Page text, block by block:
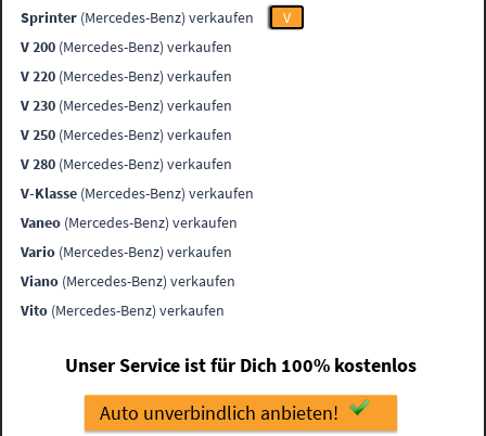
Sprinter (Mercedes-Benz) verkaufen
V
V 200 (Mercedes-Benz) verkaufen
V 220 (Mercedes-Benz) verkaufen
V 230 (Mercedes-Benz) verkaufen
V 250 (Mercedes-Benz) verkaufen
V 280 (Mercedes-Benz) verkaufen
V-Klasse (Mercedes-Benz) verkaufen
Vaneo (Mercedes-Benz) verkaufen
Vario (Mercedes-Benz) verkaufen
Viano (Mercedes-Benz) verkaufen
Vito (Mercedes-Benz) verkaufen
Unser Service ist für Dich 100% kostenlos
Auto unverbindlich anbieten!